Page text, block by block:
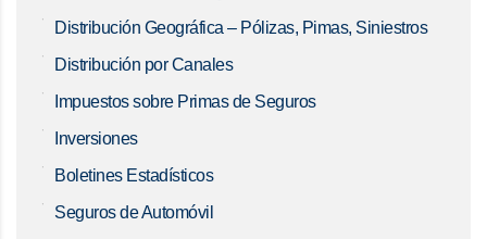
Distribución Geográfica – Pólizas, Pimas, Siniestros
Distribución por Canales
Impuestos sobre Primas de Seguros
Inversiones
Boletines Estadísticos
Seguros de Automóvil